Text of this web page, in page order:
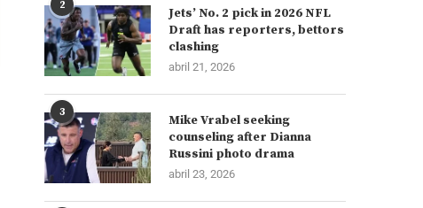
2
Jets’ No. 2 pick in 2026 NFL
Draft has reporters, bettors
clashing
abril 21, 2026
3
Mike Vrabel seeking
counseling after Dianna
Russini photo drama
abril 23, 2026